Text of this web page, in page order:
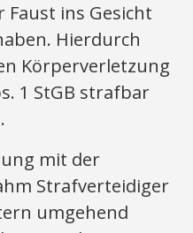
ins Gesicht
Hierdurch
Körperverletzung
1 StGB strafbar
mit der
Strafverteidiger
umgehend